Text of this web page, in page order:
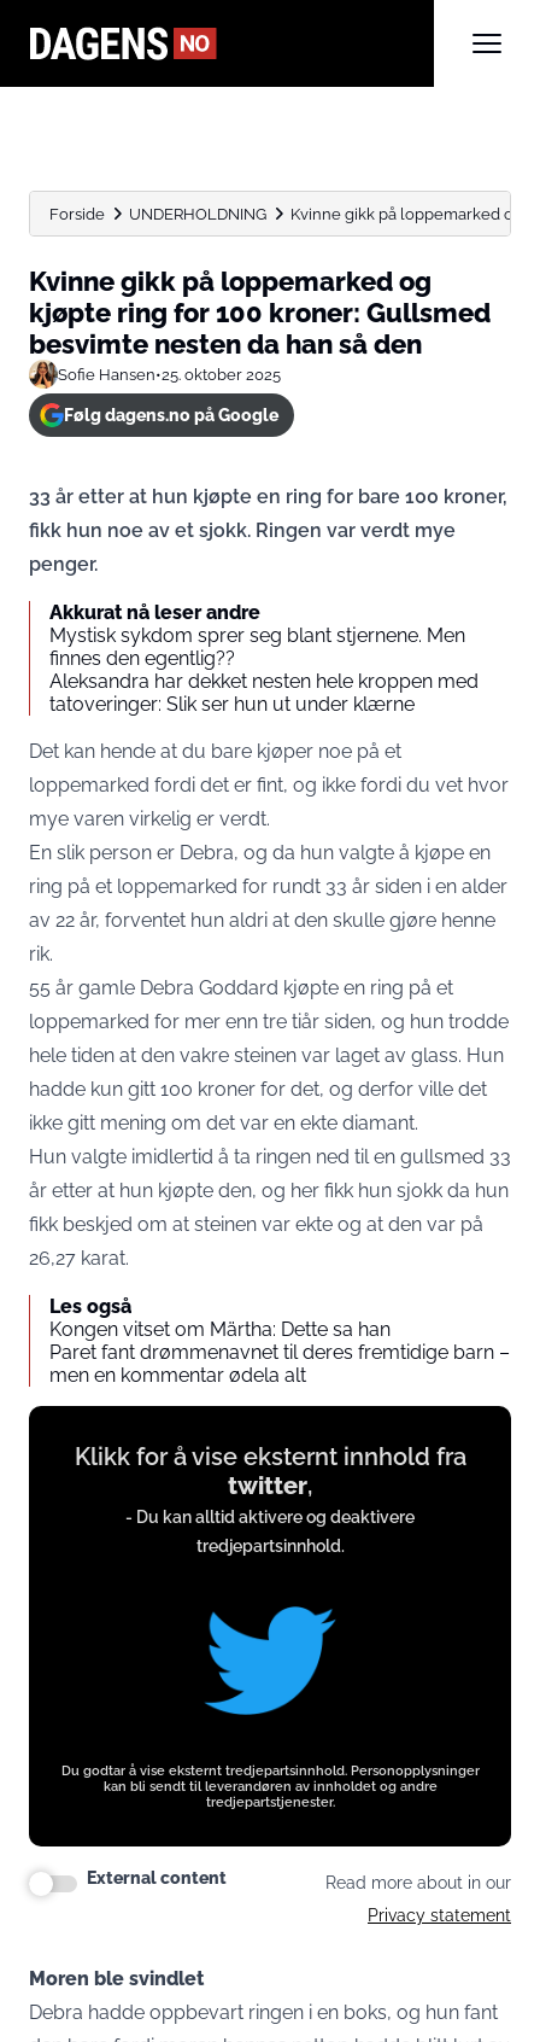
Forside UNDERHOLDNING Kvinne gikk på loppemarked og
Kvinne gikk på loppemarked og
kjøpte ring for 100 kroner: Gullsmed
besvimte nesten da han så den
Sofie Hansen•25. oktober 2025
Følg dagens.no på Google
33 år etter at hun kjøpte en ring for bare 100 kroner,
fikk hun noe av et sjokk. Ringen var verdt mye
penger.
Akkurat nå leser andre
Mystisk sykdom sprer seg blant stjernene. Men
finnes den egentlig??
Aleksandra har dekket nesten hele kroppen med
tatoveringer: Slik ser hun ut under klærne
Det kan hende at du bare kjøper noe på et
loppemarked fordi det er fint, og ikke fordi du vet hvor
mye varen virkelig er verdt.
En slik person er Debra, og da hun valgte å kjøpe en
ring på et loppemarked for rundt 33 år siden i en alder
av 22 år, forventet hun aldri at den skulle gjøre henne
rik.
55 år gamle Debra Goddard kjøpte en ring på et
loppemarked for mer enn tre tiår siden, og hun trodde
hele tiden at den vakre steinen var laget av glass. Hun
hadde kun gitt 100 kroner for det, og derfor ville det
ikke gitt mening om det var en ekte diamant.
Hun valgte imidlertid å ta ringen ned til en gullsmed 33
år etter at hun kjøpte den, og her fikk hun sjokk da hun
fikk beskjed om at steinen var ekte og at den var på
26,27 karat.
Les også
Kongen vitset om Märtha: Dette sa han
Paret fant drømmenavnet til deres fremtidige barn –
men en kommentar ødela alt
Display
contentKlikk for å vise eksternt innhold fra
twitter,
- Du kan alltid aktivere og deaktivere
tredjepartsinnhold.
Du godtar å vise eksternt tredjepartsinnhold. Personopplysninger
kan bli sendt til leverandøren av innholdet og andre
tredjepartstjenester.
External content
Read more about in our
Privacy statement
Moren ble svindlet
Debra hadde oppbevart ringen i en boks, og hun fant